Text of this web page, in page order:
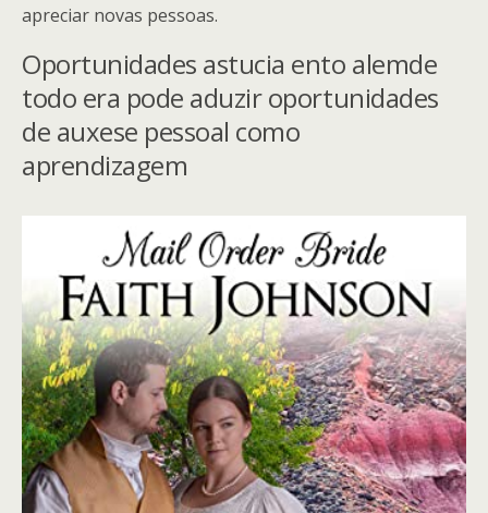
apreciar novas pessoas.
Oportunidades astucia ento alemde
todo era pode aduzir oportunidades
de auxese pessoal como
aprendizagem